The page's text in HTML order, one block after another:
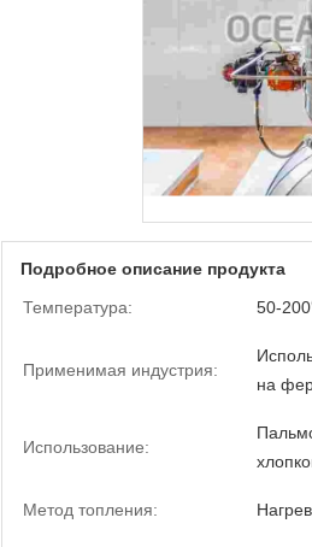
Подробное описание продукта
Температура:
50-
Применимая индустрия:
на
Использование:
Метод топления: